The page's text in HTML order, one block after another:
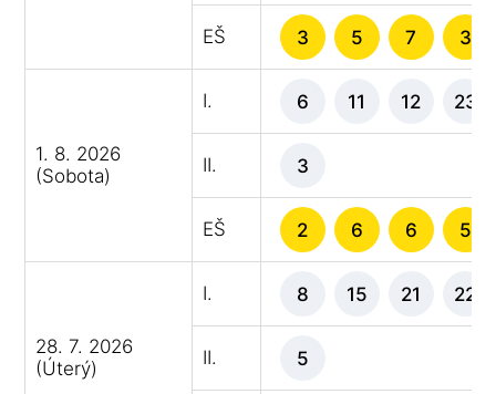
EŠ 3 5 7 3
1. 8. 2026
(Sobota)
I. 6 11 12 23
II. 3
EŠ 2 6 6 5
28. 7. 2026
(Úterý)
I. 8 15 21 22
II. 5